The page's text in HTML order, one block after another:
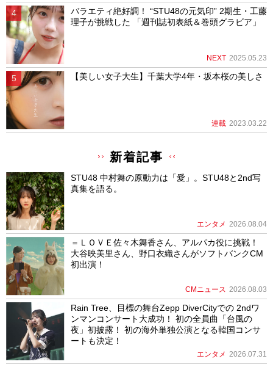
バラエティ絶好調！ “STU48の元気印” 2期生・工藤
理子が挑戦した 「週刊誌初表紙＆巻頭グラビア」
NEXT 2025.05.23
【美しい女子大生】千葉大学4年・坂本桜の美しさ
連載 2023.03.22
新着記事
STU48 中村舞の原動力は「愛」。STU48と2nd写
真集を語る。
エンタメ 2026.08.04
＝ＬＯＶＥ佐々木舞香さん、アルパカ役に挑戦！
大谷映美里さん、野口衣織さんがソフトバンクCM
初出演！
CMニュース 2026.08.03
Rain Tree、目標の舞台Zepp DiverCityでの 2ndワ
ンマンコンサート大成功！ 初の全員曲「台風の
夜」初披露！ 初の海外単独公演となる韓国コンサ
ートも決定！
エンタメ 2026.07.31